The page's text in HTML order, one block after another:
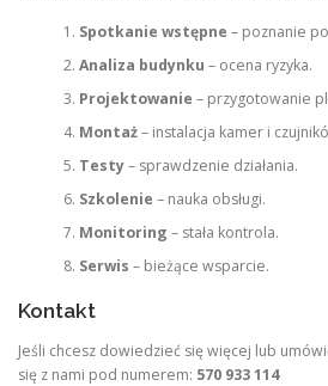
Spotkanie wstępne – poznanie
Analiza budynku – ocena ryzyka.
Projektowanie – przygotowanie
Montaż– instalacja kamer i
Testy– sprawdzenie działania.
Szkolenie – nauka obsługi.
Monitoring – stała kontrola.
Serwis – bieżące wsparcie.
Kontakt
Jeśli chcesz dowiedzieć się więcej lub
się z nami pod numerem: 570 933 114